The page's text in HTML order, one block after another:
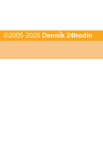
©2005-2026 Denník 24hodin